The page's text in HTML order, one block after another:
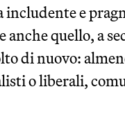
e
anche quello, a
di nuovo:
o liberali,